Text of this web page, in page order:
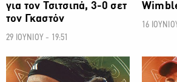
για τον Τσιτσιπά, 3-0 σετ
τον Γκαστόν
29 ΙΟΥΝΙΟΥ - 19:51
16
ΑΛΛΑ ΣΠΟΡ